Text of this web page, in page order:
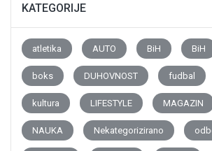
KATEGORIJE
atletika AUTO BiH BiH
boks DUHOVNOST fudbal
kultura LIFESTYLE MAGAZIN
NAUKA Nekategorizirano